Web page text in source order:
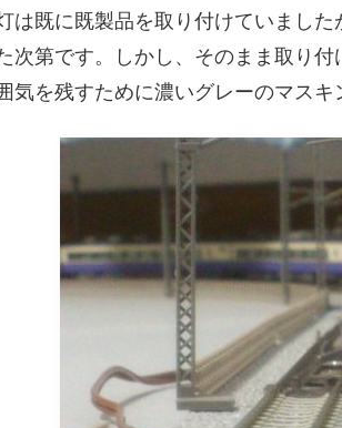
は既に既製品を取り付けていまし
次第です。しかし、そのまま取り
気を残すために濃いグレーのマス